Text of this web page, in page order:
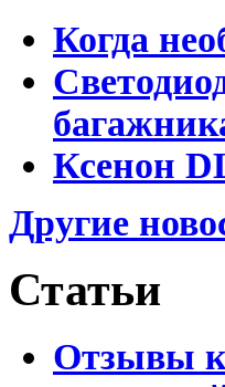
Когда
Ксенон
Другие
Статьи
Отзывы